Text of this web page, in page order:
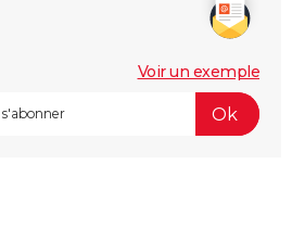
Voir un exemple